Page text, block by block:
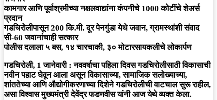
कामगार आणि पूर्वाश्रमीच्या नक्षलवाद्यांना कंपनीचे 1000 कोटींचे शेअर्स
प्रदान
गडचिरोलीपासून 200 कि.मी. दूर पेनगुंडा येथे जवान, ग्रामस्थांशी संवाद
सी-60 जवानांचाही सत्कार
पोलीस दलाला ५ बस, १४ चारचाकी, ३० मोटारसायकलीचे ‍लोकार्पण
गडचिरोली, 1 जानेवारी : नववर्षाचा पहिला दिवस गडचिरोलीसाठी विकासाची
नवीन पहाट घेवून आला असून विकासाच्या, सामाजिक सलोख्याच्या,
शांततेच्या आणि औद्योगीकरणाच्या दिशेने गडचिरोलीची वाटचाल सुरू राहील,
असा विश्वास मुख्यमंत्री देवेंद्र फडणवीस यांनी आज येथे व्यक्त केला.